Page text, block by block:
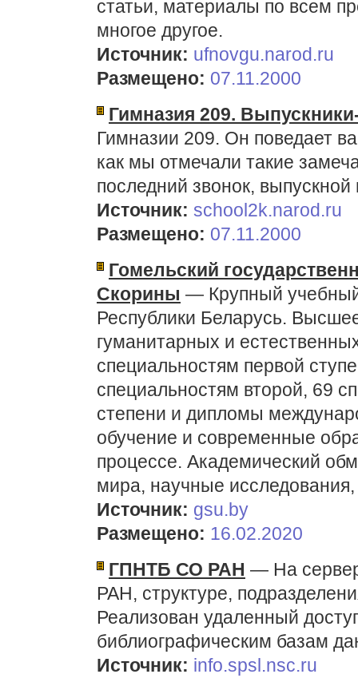
статьи, материалы по всем
многое другое.
Источник: ufnovgu.narod.ru
Размещено: 07.11.2000
Гимназия 209.
Гимназии 209. Он поведает
как мы отмечали такие
последний звонок,
Источник: school2k.narod.ru
Размещено: 07.11.2000
Гомельский
Скорины — Крупный учебный
Республики Беларусь.
гуманитарных и
специальностям первой
специальностям второй, 69
степени и дипломы
обучение и современные
процессе. Академический
мира, научные
Источник: gsu.by
Размещено: 16.02.2020
ГПНТБ СО РАН — На
РАН, структуре,
Реализован удаленный
библиографическим базам
Источник: info.spsl.nsc.ru